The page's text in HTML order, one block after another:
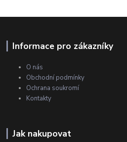
Informace pro zákazníky
O nás
Obchodní podmínky
Ochrana soukromí
Kontakty
Jak nakupovat